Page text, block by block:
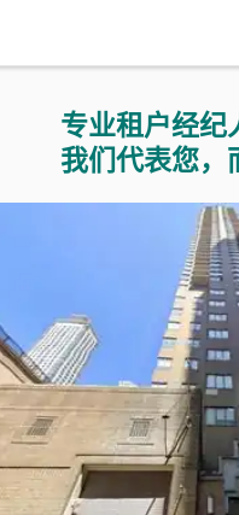
专业租户经纪
我们代表您，